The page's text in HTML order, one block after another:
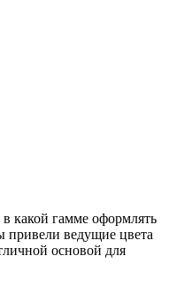
какой гамме оформлять
ведущие цвета
основой для